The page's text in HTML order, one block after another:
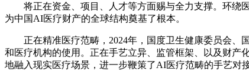
将正在资金、项目、人才等方面赐与全力支撑。环绕医
为中国AI医疗财产的全球结构奠基了根本。
正在精准医疗范畴，2024年，国度卫生健康委员会、国
和医疗机构的使用。正在手艺立异、监管框架、以及财产
地融入现实医疗场景，进一步鞭策了AI医疗范畴的手艺对